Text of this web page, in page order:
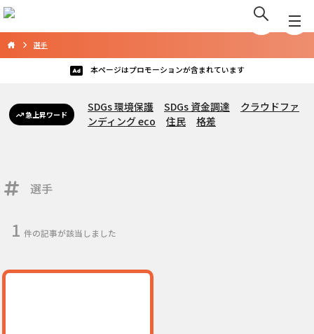
選手
本ページはプロモーションが含まれています
急上昇ワード
SDGs 環境保護 SDGs 資金調達
クラウドファ
ンディング eco
住民 格差
選手
1 件の記事が該当しました